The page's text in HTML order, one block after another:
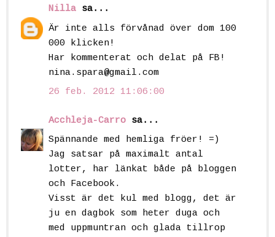
Nilla sa...
Är inte alls förvånad över dom 100
000 klicken!
Har kommenterat och delat på FB!
nina.spara@gmail.com
26 feb. 2012 11:06:00
Acchleja-Carro sa...
Spännande med hemliga fröer! =)
Jag satsar på maximalt antal
lotter, har länkat både på bloggen
och Facebook.
Visst är det kul med blogg, det är
ju en dagbok som heter duga och
med uppmuntran och glada tillrop